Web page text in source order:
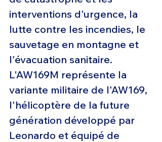
interventions d'urgence, la
lutte contre les incendies, le
sauvetage en montagne et
l'évacuation sanitaire.
L'AW169M représente la
variante militaire de l'AW169,
l'hélicoptère de la future
génération développé par
Leonardo et équipé de